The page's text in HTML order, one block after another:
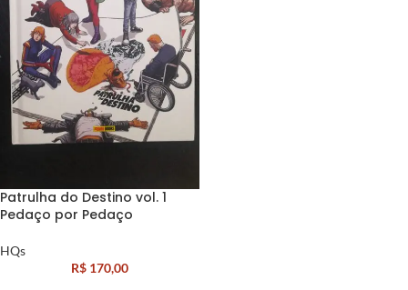
Patrulha do Destino vol. 1
Pedaço por Pedaço
HQs
R$ 170,00